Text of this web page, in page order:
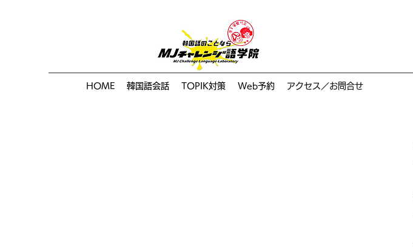
HOME 韓国語会話 TOPIK対策 Web予約 アクセス／お問合せ